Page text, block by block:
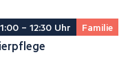
– 12:30 Uhr Familie